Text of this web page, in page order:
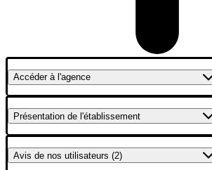
Accéderà l'agence
Présentation de l'établissement
Avis de nos utilisateurs (2)